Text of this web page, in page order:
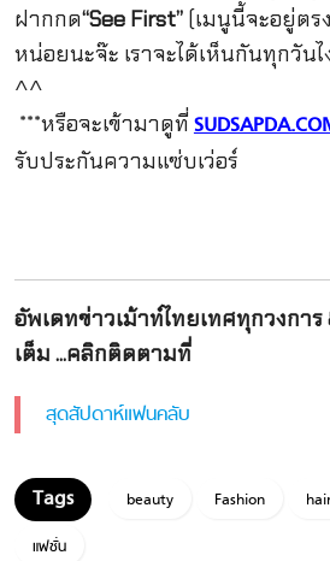
ฝากกด“See First”(เมนูนี้จะอยู่ตร
หน่อยนะจ๊ะ เราจะได้เห็นกันทุกวัน
^^
***หรือจะเข้ามาดูที่
รับประกันความแซ่บเว่อร์
อัพเดทข่าวเม้าท์ไทยเทศทุกวงกา
เต็ม ...คลิกติดตามที่
สุดสัปดาห์แฟนคลับ
beauty Fashion
แฟชั่น